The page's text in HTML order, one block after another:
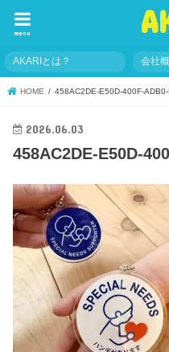
menu
AKARIとは？ 会社
HOME 458AC2DE-E50D-400F-
2026.06.03
458AC2DE-E50D-